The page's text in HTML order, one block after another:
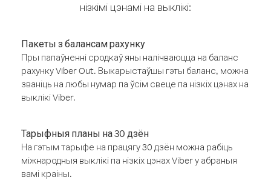
нізкімі цэнамі на выклікі:
Пакеты з балансам рахунку
Пры папаўненні сродкаў яны налічваюцца на баланс
рахунку Viber Out. Выкарыстаўшы гэты баланс, можна
званіць на любы нумар па ўсім свеце па нізкіх цэнах на
выклікі Viber.
Тарыфныя планы на 30 дзён
На гэтым тарыфе на працягу 30 дзён можна рабіць
міжнародныя выклікі па нізкіх цэнах Viber у абраныя
вамі краіны.